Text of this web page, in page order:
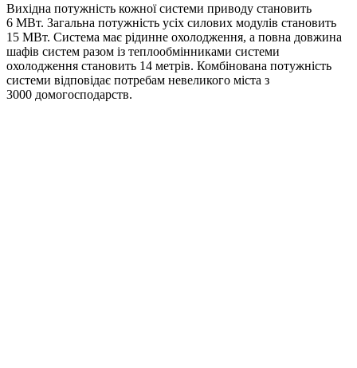
Вихідна потужність кожної системи приводу становить
6 МВт. Загальна потужність усіх силових модулів становить
15 МВт. Система має рідинне охолодження, а повна довжина
шафів систем разом із теплообмінниками системи
охолодження становить 14 метрів. Комбінована потужність
системи відповідає потребам невеликого міста з
3000 домогосподарств.